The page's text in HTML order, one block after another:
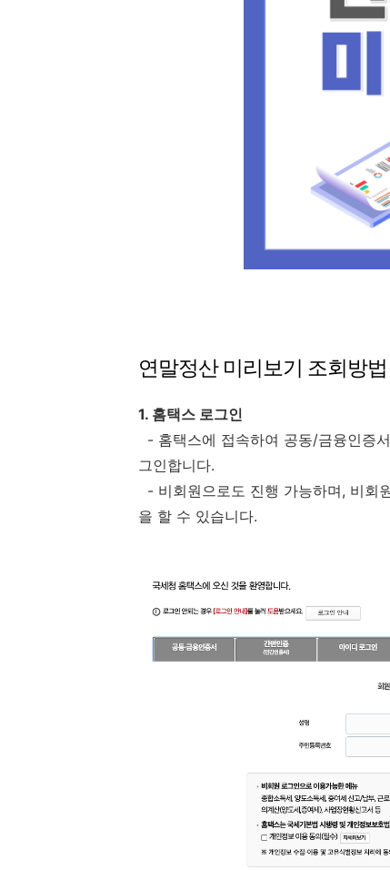
연말정산 미리보기 조회방법
1. 홈택스 로그인
- 홈택스에 접속하여 공동/금융인증
그인합니다.
- 비회원으로도 진행 가능하며, 비회
을 할 수 있습니다.